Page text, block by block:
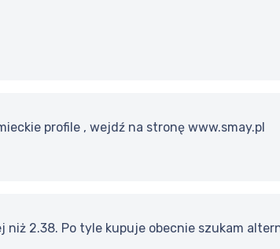
profile , wejdź na stronę www.smay.pl
niż 2.38. Po tyle kupuje obecnie szukam